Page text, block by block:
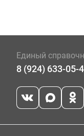
Единый
8 (924) 633-05-